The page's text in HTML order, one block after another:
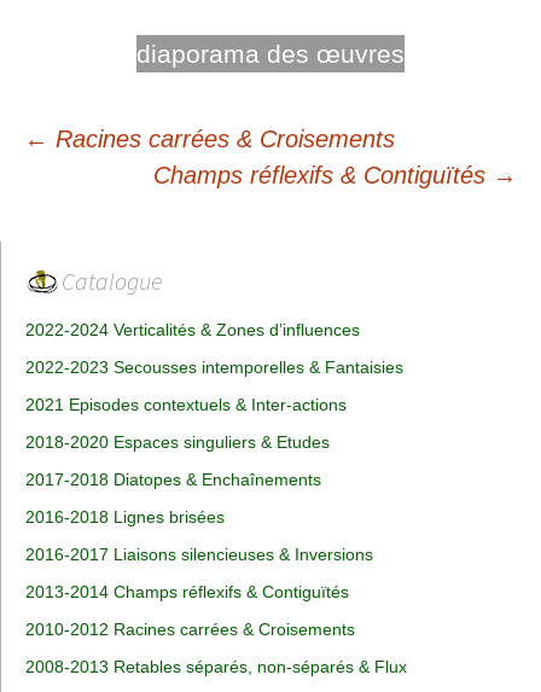
diaporama des œuvres
Navigation
← Racines carrées & Croisements
Champs réflexifs & Contiguïtés →
Catalogue
2022-2024 Verticalités & Zones d’influences
2022-2023 Secousses intemporelles & Fantaisies
2021 Episodes contextuels & Inter-actions
2018-2020 Espaces singuliers & Etudes
2017-2018 Diatopes & Enchaînements
2016-2018 Lignes brisées
2016-2017 Liaisons silencieuses & Inversions
2013-2014 Champs réflexifs & Contiguïtés
2010-2012 Racines carrées & Croisements
2008-2013 Retables séparés, non-séparés & Flux